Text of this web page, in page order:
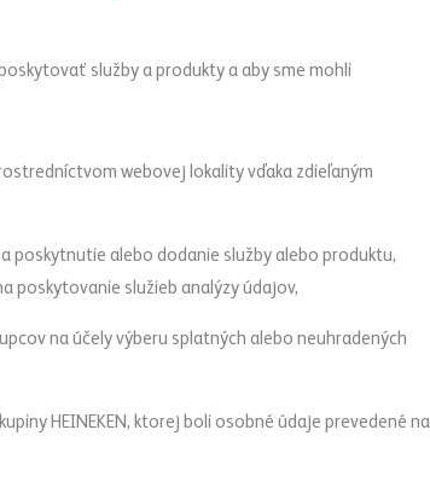
služby a produkty a aby sme mohli
webovej lokality vďaka zdieľaným
poskytnutie alebo dodanie služby alebo produktu,
poskytovanie služieb analýzy údajov,
na účely výberu splatných alebo neuhradených
HEINEKEN, ktorej boli osobné údaje prevedené na